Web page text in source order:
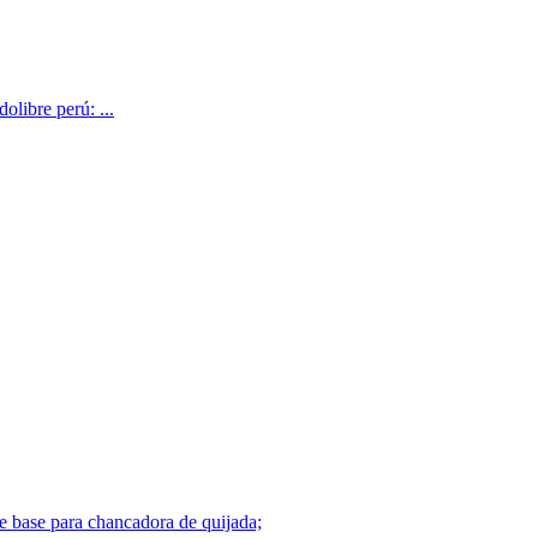
perú: ...
para chancadora de quijada;